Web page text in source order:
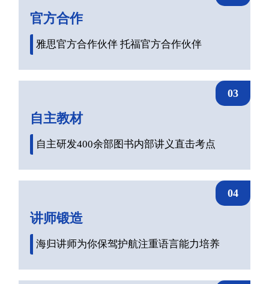
官方合作
雅思官方合作伙伴 托福官方合作伙伴
03
自主教材
自主研发400余部图书内部讲义直击考点
04
讲师锻造
海归讲师为你保驾护航注重语言能力培养